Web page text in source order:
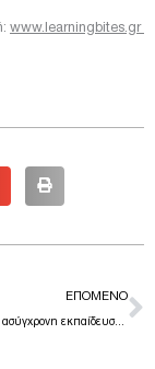
www.learningbites.gr
ΕΠΌΜΕΝΟ
Σύγχρονη και ασύγχρονη εκπαίδευση: Εμψυχώνοντας πρόσωπα πίσω από κλειστές κάμερες.